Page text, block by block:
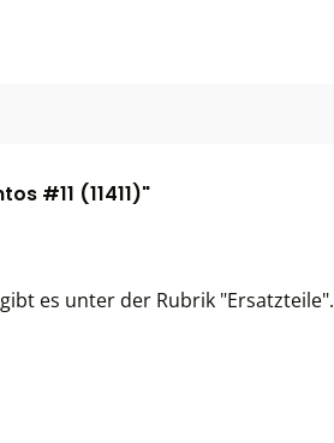
#11 (11411)"
es unter der Rubrik "Ersatzteile".